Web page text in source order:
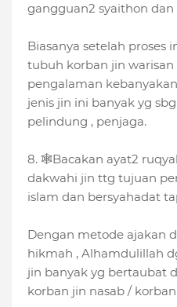
gangguan2 syaithon dan
Biasanya setelah proses
tubuh korban jin warisan
pengalaman
jenis jin ini banyak yg
pelindung , penjaga.
8. 🕸Bacakan ayat2
dakwahi jin ttg tujuan
islam dan bersyahadat
Dengan metode ajakan
hikmah , Alhamdulillah
jin banyak yg bertaubat
korban jin nasab /